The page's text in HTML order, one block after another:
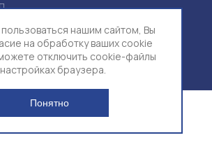
нашим сайтом, Вы
на обработку ваших cookie
отключить cookie-файлы
браузера.
Понятно